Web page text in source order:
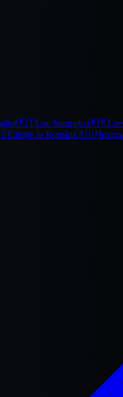
🇫🇮Lue Suomeksi🇫🇷
Citește în Română🇷🇺